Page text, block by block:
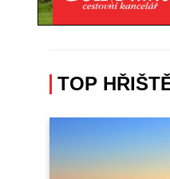
TOP